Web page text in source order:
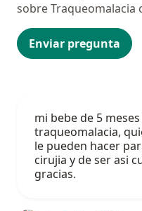
Enviar pregunta
sobre Traqueomalacia
mi bebe de 5
traqueomalacia,
le pueden hacer
cirujia y de ser asi
gracias.